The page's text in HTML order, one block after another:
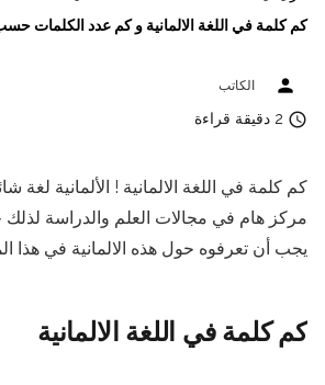
كم كلمة في اللغة الالمانية و كم عدد الكلمات
person الكاتب
access_time 2 دقيقة قراءة
كم كلمة في اللغة الالمانية ! الألمانية لغة
مركز هام في مجالات العلم والدراسة لذلك
يجب أن تعرفوه حول هذه الالمانية في هذا
كم كلمة في اللغة الالمانية